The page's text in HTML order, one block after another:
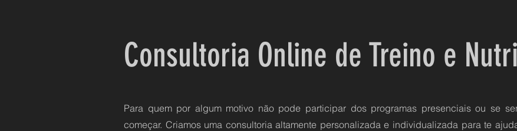
Consultoria Online de Treino e
Para quem por algum motivo não pode participar dos programas presenciais ou se
começar. Criamos uma consultoria altamente personalizada e individualizada para te